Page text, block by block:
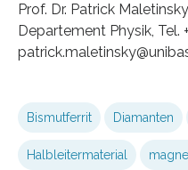
Prof. Dr. Patrick
Departement Physik, Tel.
Bismutferrit Diamanten
Halbleitermaterial